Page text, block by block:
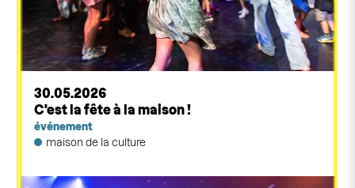
30.05.2026
C'est la fête à la maison !
événement
maison de la culture